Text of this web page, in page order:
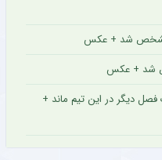
مشخص شد + عکس
شد + عکس
دیگر در این تیم ماند +